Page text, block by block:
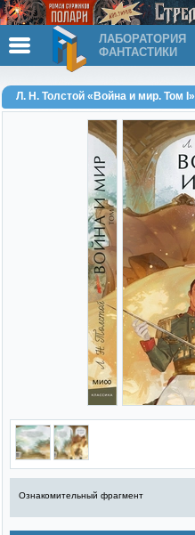
ЛАБОРАТОРИЯ
ФАНТАСТИКИ
Л. Н. Толстой «Война и мир. Том I»
Ознакомительный фрагмент